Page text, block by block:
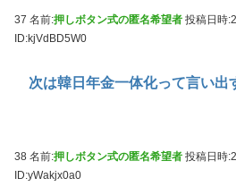
37 名前:押しボタン式の匿名希望者 投稿日時
ID:kjVdBD5W0
次は韓日年金一体化って言い出
38 名前:押しボタン式の匿名希望者 投稿日時
ID:yWakjx0a0